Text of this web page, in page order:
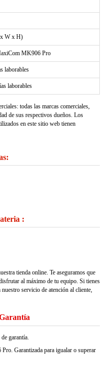
W x H)
MK906 Pro
laborables
laborables
todas las marcas comerciales,
de sus respectivos dueños. Los
en este sitio web tienen
:
tienda online. Te aseguramos que
al máximo de tu equipo. Si tienes
servicio de atención al cliente,
garantía.
Garantizada para igualar o superar